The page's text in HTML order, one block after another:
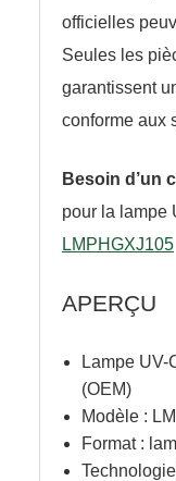
officielles
Seules les
garantissent
conforme aux
Besoin d’un
pour la lampe
LMPHGXJ105
APERÇU
Lampe UV-
(OEM)
Modèle :
Format :